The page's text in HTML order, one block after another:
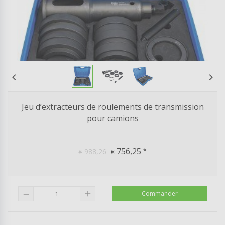
chevron_left chevron_right
Jeu d’extracteurs de roulements de transmission
pour camions
€988,26 €756,25 *
remove add Commander